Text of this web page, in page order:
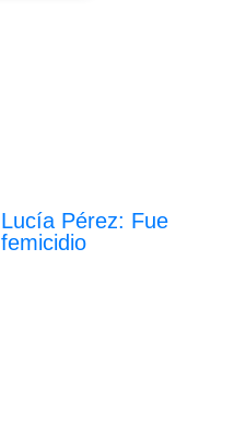
Lucía Pérez: Fue
femicidio